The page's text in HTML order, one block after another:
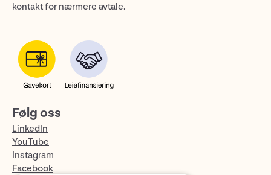
kontakt for nærmere avtale.
Følg oss
LinkedIn
YouTube
Instagram
Facebook